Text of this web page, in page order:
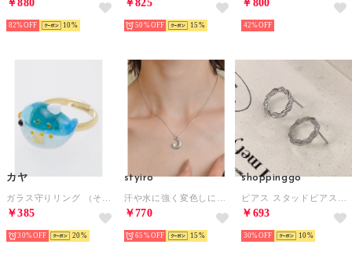
￥880
82% 10
￥825
50% 15
￥800
42%
カヤ
￥385
30% 20
styiro
￥770
65% 15
shoppinggo
￥693
30% 10